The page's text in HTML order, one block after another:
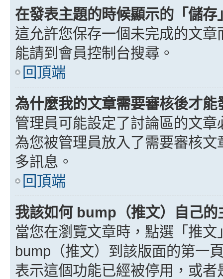
在發表主題的時候顯示的「儲
這允許您保存一個未完成的文
能請到會員控制台搜尋。
回頂端
為什麼我的文章需要審核後才能
管理員可能設定了討論區的文
為您被管理員放入了需要審核
多訊息。
回頂端
我該如何 bump（推文）自己的
當您在瀏覽文章時，點選「推
bump（推文）到該版面的第一
表示這個功能已經被停用，或